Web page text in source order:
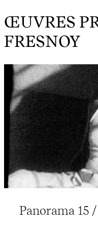
ŒUVRES
FRESNOY
Panorama 15